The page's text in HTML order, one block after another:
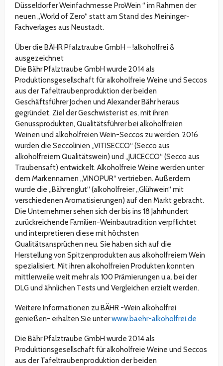
Düsseldorfer Weinfachmesse ProWein “ im Rahmen der
neuen „World of Zero“ statt am Stand des Meininger-
Fachverlages aus Neustadt.
Über die BÄHR Pfalztraube GmbH – !alkoholfrei &
ausgezeichnet
Die Bähr Pfalztraube GmbH wurde 2014 als
Produktionsgesellschaft für alkoholfreie Weine und Seccos
aus der Tafeltraubenproduktion der beiden
Geschäftsführer Jochen und Alexander Bähr heraus
gegründet. Ziel der Geschwister ist es, mit ihren
Genussprodukten, Qualitätsführer bei alkoholfreien
Weinen und alkoholfreien Wein-Seccos zu werden. 2016
wurden die Seccolinien „VITISECCO“ (Secco aus
alkoholfreiem Qualitätswein) und „JUICECCO“ (Secco aus
Traubensaft) entwickelt. Alkoholfreie Weine werden unter
dem Markennamen „VINOPUR“ vertrieben. Außerdem
wurde die „Bährenglut“ (alkoholfreier „Glühwein“ mit
verschiedenen Aromatisierungen) auf den Markt gebracht.
Die Unternehmer sehen sich der bis ins 18 Jahrhundert
zurückreichende Familien-Weinbautradition verpflichtet
und interpretieren diese mit höchsten
Qualitätsansprüchen neu. Sie haben sich auf die
Herstellung von Spitzenprodukten aus alkoholfreiem Wein
spezialisiert. Mit ihren alkoholfreien Produkten konnten
mittlerweile weit mehr als 100 Prämierungen u.a. bei der
DLG und ähnlichen Tests und Vergleichen erzielt werden.
Weitere Informationen zu BÄHR -Wein alkoholfrei
genießen- erhalten Sie unterwww.baehr-alkoholfrei.de
Die Bähr Pfalztraube GmbH wurde 2014 als
Produktionsgesellschaft für alkoholfreie Weine und Seccos
aus der Tafeltraubenproduktion der beiden